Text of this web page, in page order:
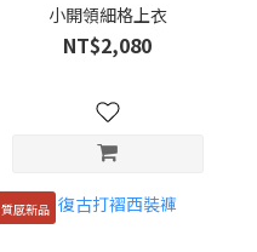
小開領細格上衣
NT$2,080
質感新品